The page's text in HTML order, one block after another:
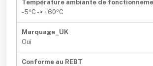
Température ambiante de
-5ºC -> +60ºC
Marquage_UK
Oui
Conforme au REBT